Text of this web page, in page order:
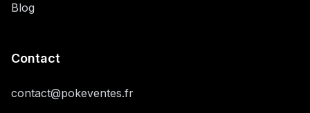
Blog
Contact
contact@pokeventes.fr